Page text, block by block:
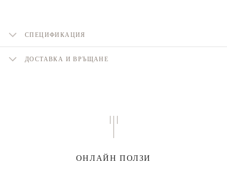
СПЕЦИФИКАЦИЯ
ДОСТАВКА И ВРЪЩАНЕ
ОНЛАЙН ПОЛЗИ